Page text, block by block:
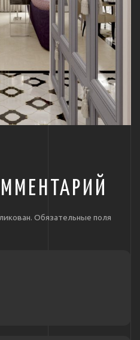
Обязательные поля